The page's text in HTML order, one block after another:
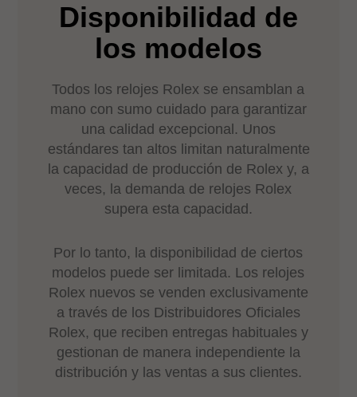
Disponibilidad de
los modelos
Todos los relojes Rolex se ensamblan a
mano con sumo cuidado para garantizar
una calidad excepcional. Unos
estándares tan altos limitan naturalmente
la capacidad de producción de Rolex y, a
veces, la demanda de relojes Rolex
supera esta capacidad.
Por lo tanto, la disponibilidad de ciertos
modelos puede ser limitada. Los relojes
Rolex nuevos se venden exclusivamente
a través de los Distribuidores Oficiales
Rolex, que reciben entregas habituales y
gestionan de manera independiente la
distribución y las ventas a sus clientes.